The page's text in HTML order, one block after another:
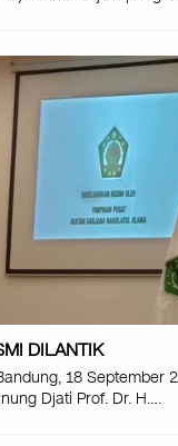
DILANTIK
18 September
Djati Prof. Dr. H.…